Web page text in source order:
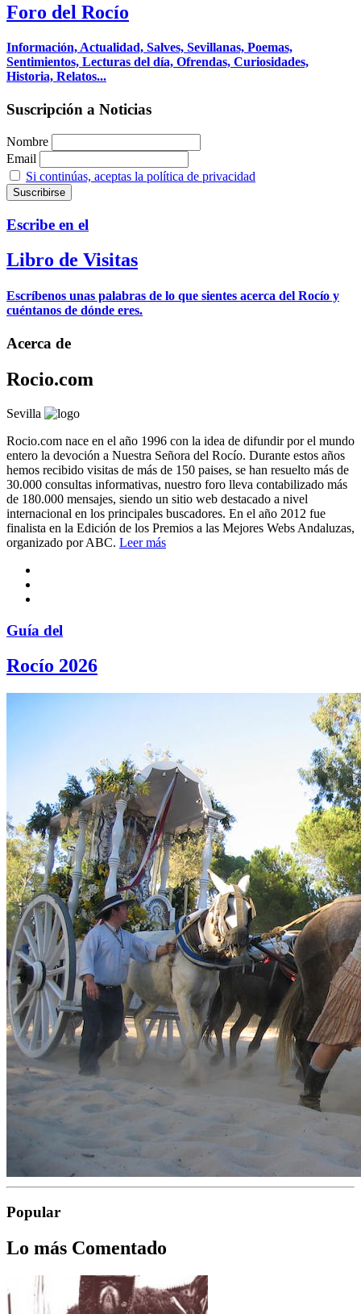
Foro del Rocío
Información, Actualidad, Salves, Sevillanas, Poemas,
Sentimientos, Lecturas del día, Ofrendas, Curiosidades,
Historia, Relatos...
Suscripción a Noticias
Nombre
Email
Si continúas, aceptas la política de privacidad
Escribe en el
Libro de Visitas
Escríbenos unas palabras de lo que sientes acerca del Rocío y
cuéntanos de dónde eres.
Acerca de
Rocio.com
Sevilla
Rocio.com nace en el año 1996 con la idea de difundir por el mundo
entero la devoción a Nuestra Señora del Rocío. Durante estos años
hemos recibido visitas de más de 150 paises, se han resuelto más de
30.000 consultas informativas, nuestro foro lleva contabilizado más
de 180.000 mensajes, siendo un sitio web destacado a nivel
internacional en los principales buscadores. En el año 2012 fue
finalista en la Edición de los Premios a las Mejores Webs Andaluzas,
organizado por ABC. Leer más
Guía del
Rocío 2026
Popular
Lo más Comentado